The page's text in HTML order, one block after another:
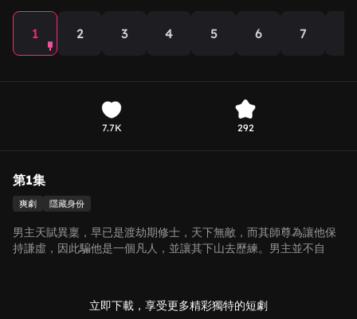
1 2 3 4 5 6 7
7.7K 292
第1集
爽劇 隱藏身份
男主天賦異稟，早已是渡劫期修士，天下無敵，而其師尊為讓他保
持謙虛，因此騙他是一個凡人，並讓其下山去歷練。男主並不自
立即下載，享受更多精彩獨特的短劇